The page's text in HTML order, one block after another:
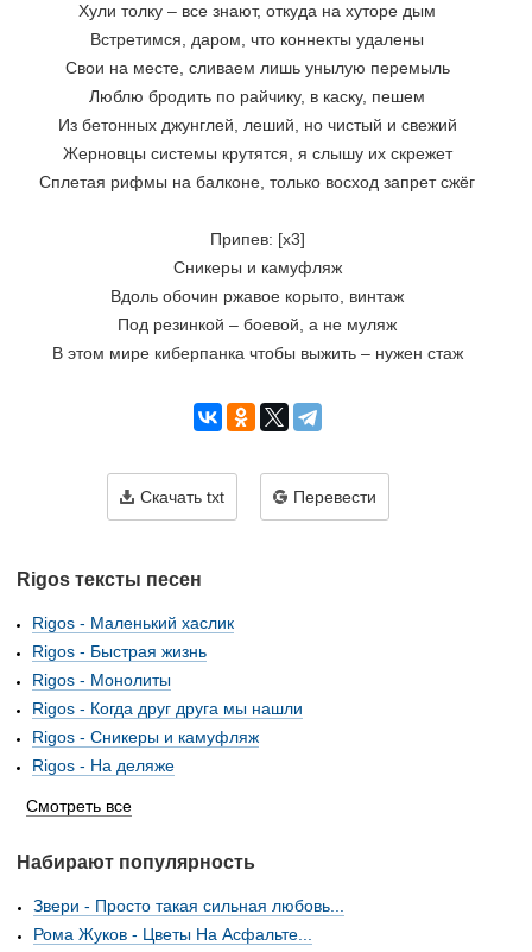
Хули толку – все знают, откуда на хуторе дым
Встретимся, даром, что коннекты удалены
Свои на месте, сливаем лишь унылую перемыль
Люблю бродить по райчику, в каску, пешем
Из бетонных джунглей, леший, но чистый и свежий
Жерновцы системы крутятся, я слышу их скрежет
Сплетая рифмы на балконе, только восход запрет сжёг
Припев: [x3]
Сникеры и камуфляж
Вдоль обочин ржавое корыто, винтаж
Под резинкой – боевой, а не муляж
В этом мире киберпанка чтобы выжить – нужен стаж
Скачать txt Перевести
Rigos тексты песен
Rigos - Маленький хаслик
Rigos - Быстрая жизнь
Rigos - Монолиты
Rigos - Когда друг друга мы нашли
Rigos - Сникеры и камуфляж
Rigos - На деляже
Смотреть все
Набирают популярность
Звери - Просто такая сильная любовь...
Рома Жуков - Цветы На Асфальте...